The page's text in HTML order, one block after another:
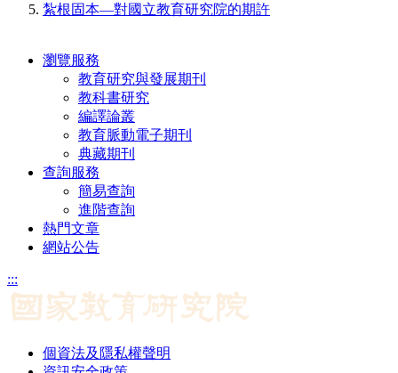
紮根固本—對國立教育研究院的期許
瀏覽服務
教育研究與發展期刊
教科書研究
編譯論叢
教育脈動電子期刊
典藏期刊
查詢服務
簡易查詢
進階查詢
熱門文章
網站公告
:::
個資法及隱私權聲明